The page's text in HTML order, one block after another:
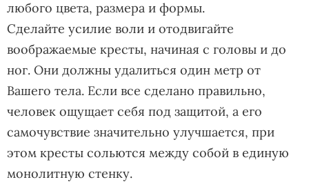
любого цвета, размера и формы.
Сделайте усилие воли и отодвигайте
воображаемые кресты, начиная с головы и до
ног. Они должны удалиться один метр от
Вашего тела. Если все сделано правильно,
человек ощущает себя под защитой, а его
самочувствие значительно улучшается, при
этом кресты сольются между собой в единую
монолитную стенку.